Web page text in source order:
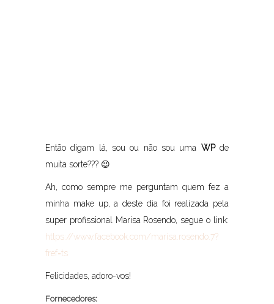
Então digam lá, sou ou não sou uma WPde
muita sorte??? 😉
Ah, como sempre me perguntam quem fez a
minha make up, a deste dia foi realizada pela
super profissional Marisa Rosendo, segue o link:
https://www.facebook.com/marisa.rosendo.7?
fref=ts
Felicidades, adoro-vos!
Fornecedores: